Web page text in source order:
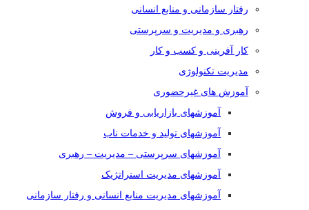
رفتار سازمانی و منابع انسانی
رهبری و مدیریت و سرپرستی
کار آفرینی و کسب و کار
مدیریت تکنولوژی
آموزش های غیرحضوری
آموزشهای بازاریابی و فروش
آموزشهای تولید و خدمات ناب
آموزشهای سرپرستی – مدیریت – رهبری
آموزشهای مدیریت استراتژیک
آموزشهای مدیریت منابع انسانی و رفتار سازمانی